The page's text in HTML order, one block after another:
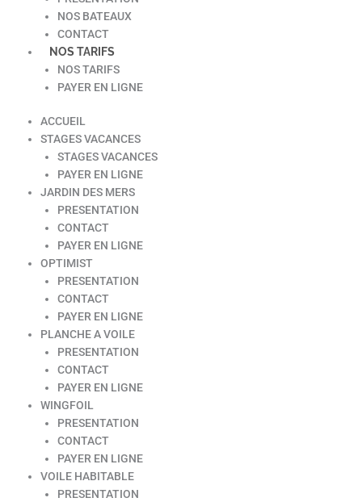
NOS BATEAUX
CONTACT
NOS TARIFS
NOS TARIFS
PAYER EN LIGNE
ACCUEIL
STAGES VACANCES
STAGES VACANCES
PAYER EN LIGNE
JARDIN DES MERS
PRESENTATION
CONTACT
PAYER EN LIGNE
OPTIMIST
PRESENTATION
CONTACT
PAYER EN LIGNE
PLANCHE A VOILE
PRESENTATION
CONTACT
PAYER EN LIGNE
WINGFOIL
PRESENTATION
CONTACT
PAYER EN LIGNE
VOILE HABITABLE
PRESENTATION